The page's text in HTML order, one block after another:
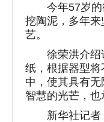
今年57岁的
挖陶泥，多年
艺。
徐荣洪介绍
纸，根据器型
中，使其具有
智慧的光芒，也
新华社记者